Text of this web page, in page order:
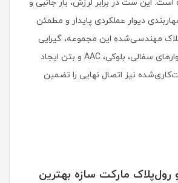
این ست در برابر لرزش، بار جانبی و
دیوار عملکردی پایدار و مطمئن
مهندسی‌شده این مجموعه، گیرایی
بسیار بالایی در دیوارهای سفالی، بلوکی، AAC و بتن ایجاد
نیز اتصال نهایی را تضمین
مارکت سازه بهترین